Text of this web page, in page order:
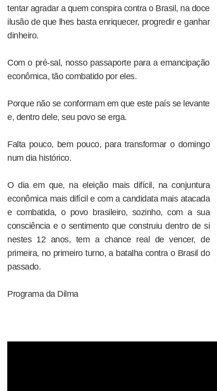
tentar agradar a quem conspira contra o Brasil, na doce
ilusão de que lhes basta enriquecer, progredir e ganhar
dinheiro.
Com o pré-sal, nosso passaporte para a emancipação
econômica, tão combatido por eles.
Porque não se conformam em que este país se levante
e, dentro dele, seu povo se erga.
Falta pouco, bem pouco, para transformar o domingo
num dia histórico.
O dia em que, na eleição mais difícil, na conjuntura
econômica mais difícil e com a candidata mais atacada
e combatida, o povo brasileiro, sozinho, com a sua
consciência e o sentimento que construiu dentro de si
nestes 12 anos, tem a chance real de vencer, de
primeira, no primeiro turno, a batalha contra o Brasil do
passado.
Programa da Dilma